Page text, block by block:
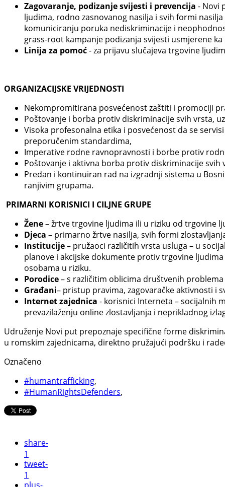
Zagovaranje, podizanje svijesti i prevencija - Novi
ljudima, rodno zasnovanog nasilja i svih formi
komuniciranju poruka nediskriminacije i
grass-root kampanje podizanja svijesti usmjerene
Linija za pomoć- za prijavu slučajeva trgovine
ORGANIZACIJSKE VRIJEDNOSTI
Nekompromitirana posvećenost zaštiti i promociji
Poštovanje i borba protiv diskriminacije svih vrsta,
Visoka profesonalna etika i posvećenost da se
preporučenim standardima,
Imperative rodne ravnopravnosti i borbe protiv
Poštovanje i aktivna borba protiv diskriminacije svih
Predan i kontinuiran rad na izgradnji sistema u
ranjivim grupama.
PRIMARNI KORISNICI I CILJNE GRUPE
Žene– žrtve trgovine ljudima ili u riziku od trgovine
Djeca – primarno žrtve nasilja, svih formi
Institucije– pružaoci različitih vrsta usluga – u
planove i akcijske dokumente protiv trgovine
osobama u riziku.
Porodice– s različitim oblicima društvenih
Građani– pristup pravima, zagovaračke aktivnosti i
Internet zajednica - korisnici Interneta – socijalnih
prevazilaženju online zlostavljanja i neprikladnog
Udruženje Novi put prepoznaje specifične forme
u romskim zajednicama, direktno pružajući podršku i
Označeno
#humantrafficking,
#HumanRightsDefenders,
share-
1
tweet-
1